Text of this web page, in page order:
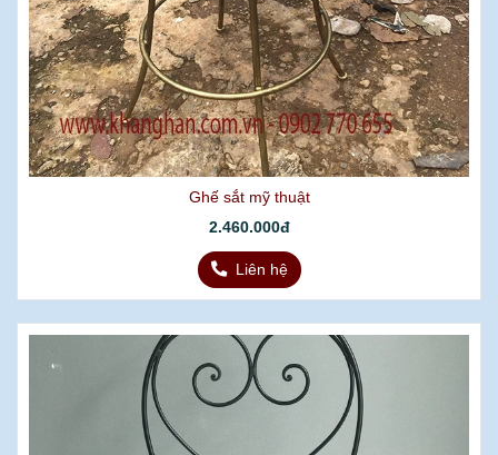
Ghế sắt mỹ thuật
2.460.000đ
Liên hệ